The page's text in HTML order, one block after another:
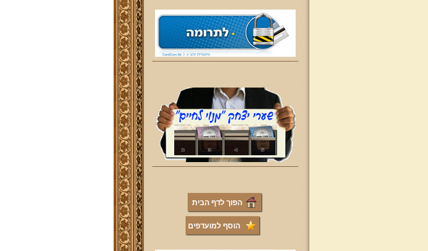
הפוך לדף הבית
הוסף למועדפים